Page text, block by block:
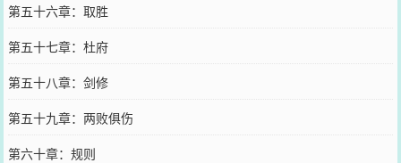
第五十六章：取胜
第五十七章：杜府
第五十八章：剑修
第五十九章：两败俱伤
第六十章：规则